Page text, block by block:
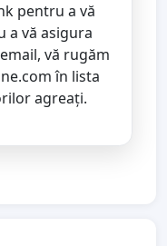
pentru a vă
a vă asigura
vă rugăm
în lista
agreați.